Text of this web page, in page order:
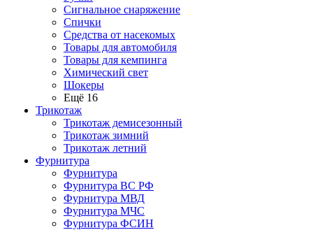
Сигнальное снаряжение
Спички
Средства от насекомых
Товары для автомобиля
Товары для кемпинга
Химический свет
Шокеры
Ещё 16
Трикотаж
Трикотаж демисезонный
Трикотаж зимний
Трикотаж летний
Фурнитура
Фурнитура
Фурнитура ВС РФ
Фурнитура МВД
Фурнитура МЧС
Фурнитура ФСИН